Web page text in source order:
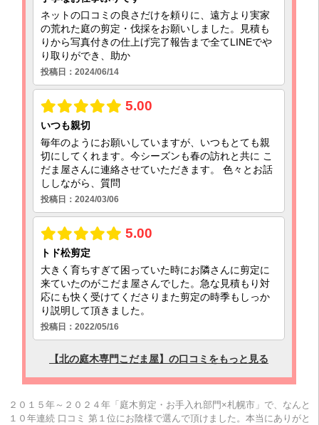
２０１５年～２０２４年「庭木剪定・お手入れ部門×札幌市」で、なんと
１０年連続 口コミ 第１位にお陰様で選んで頂けました。本当にありがと